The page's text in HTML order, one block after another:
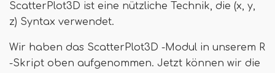
ScatterPlot3D ist eine nützliche Technik, die (x, y,
z) Syntax verwendet.
Wir haben das ScatterPlot3D -Modul in unserem R
-Skript oben aufgenommen. Jetzt können wir die